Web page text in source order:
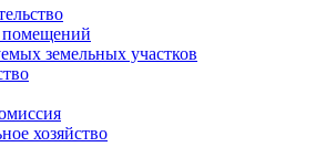
помещений
земельных участков
хозяйство